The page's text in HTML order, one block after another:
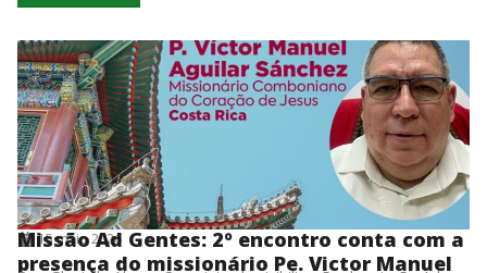
15 maio 2026
Missão Ad Gentes: 2º encontro conta com a
presença do missionário Pe. Victor Manuel